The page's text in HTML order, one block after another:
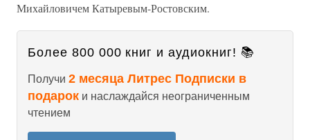
Михайловичем Катыревым-Ростовским.
Более 800 000 книг и аудиокниг! 📚
Получи 2 месяца Литрес Подписки в
подарок и наслаждайся неограниченным
чтением